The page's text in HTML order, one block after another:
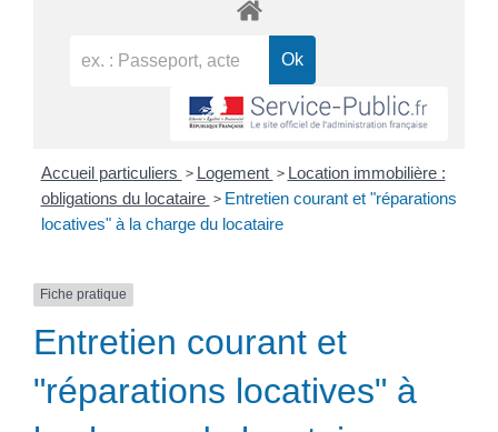
Accueil particuliers > Logement > Location immobilière :
obligations du locataire > Entretien courant et "réparations
locatives" à la charge du locataire
Fiche pratique
Entretien courant et
"réparations locatives" à